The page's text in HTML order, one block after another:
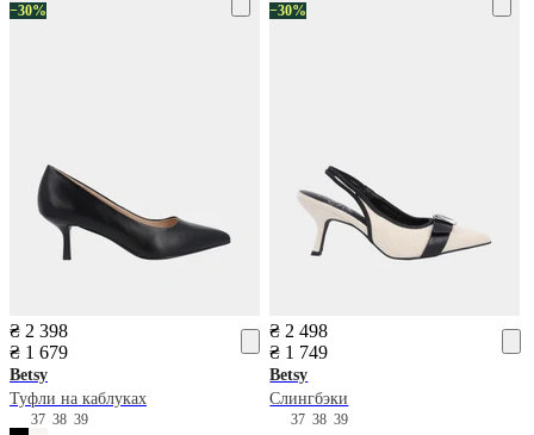
−30%
₴ 2 398
₴ 1 679
Betsy
Туфли на каблуках
37 38 39
−30%
₴ 2 498
₴ 1 749
Betsy
Слингбэки
373839